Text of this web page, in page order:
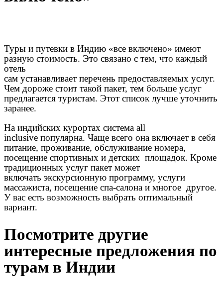
Туры и путевки в Индию «все включено» имеют
разную стоимость. Это связано с тем, что каждый
отель
сам устанавливает перечень предоставляемых услуг.
Чем дороже стоит такой пакет, тем больше услуг
предлагается туристам. Этот список лучше уточнить
заранее.
На индийских курортах система all
inclusive популярна. Чаще всего она включает в себя
питание, проживание, обслуживание номера,
посещение спортивных и детских площадок. Кроме
традиционных услуг пакет может
включать экскурсионную программу, услуги
массажиста, посещение спа-салона и многое другое.
У вас есть возможность выбрать оптимальный
вариант.
Посмотрите другие
интересные предложения по
турам в Индии